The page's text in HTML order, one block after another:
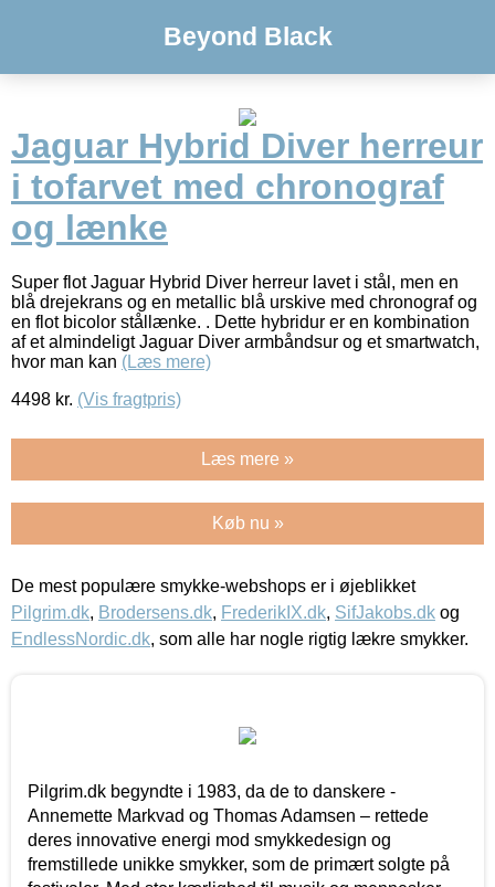
Beyond Black
Jaguar Hybrid Diver herreur
i tofarvet med chronograf
og lænke
Super flot Jaguar Hybrid Diver herreur lavet i stål, men en
blå drejekrans og en metallic blå urskive med chronograf og
en flot bicolor stållænke. . Dette hybridur er en kombination
af et almindeligt Jaguar Diver armbåndsur og et smartwatch,
hvor man kan (Læs mere)
4498 kr. (Vis fragtpris)
Læs mere »
Køb nu »
De mest populære smykke-webshops er i øjeblikket
Pilgrim.dk, Brodersens.dk, FrederikIX.dk, SifJakobs.dk og
EndlessNordic.dk, som alle har nogle rigtig lækre smykker.
Pilgrim.dk begyndte i 1983, da de to danskere -
Annemette Markvad og Thomas Adamsen – rettede
deres innovative energi mod smykkedesign og
fremstillede unikke smykker, som de primært solgte på